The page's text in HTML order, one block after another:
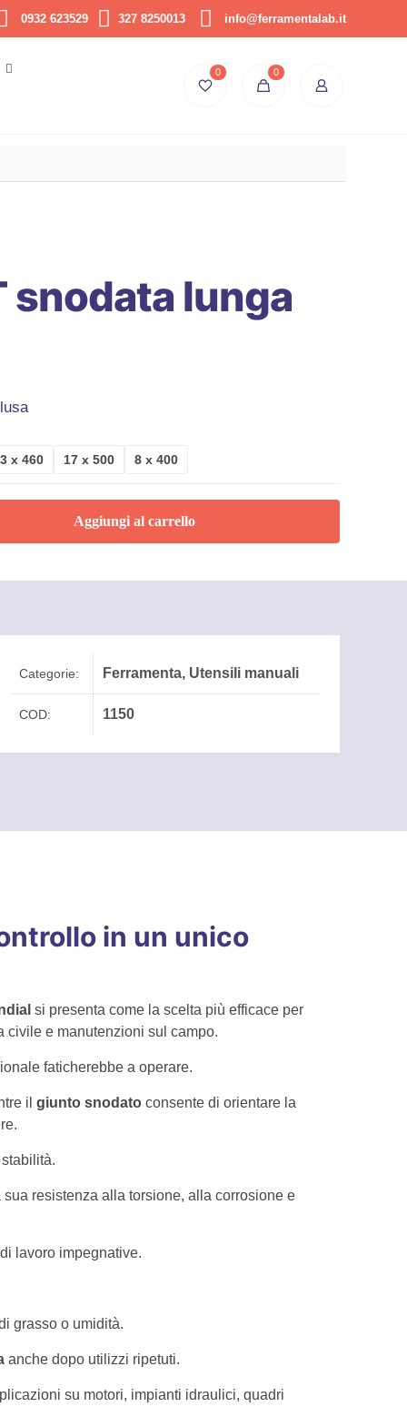
0932 623529 327 8250013 info@ferramentalab.it
0 0
snodata lunga
x 460 17 x 500 8 x 400
Aggiungi al carrello
Categorie: Ferramenta, Utensili manuali
COD: 1150
in un unico
si presenta come la scelta più efficace per
civile e manutenzioni sul campo.
faticherebbe a operare.
il giunto snodatoconsente di orientare la
resistenza alla torsione, alla corrosione e
lavoro impegnative.
grasso o umidità.
anche dopo utilizzi ripetuti.
su motori, impianti idraulici, quadri